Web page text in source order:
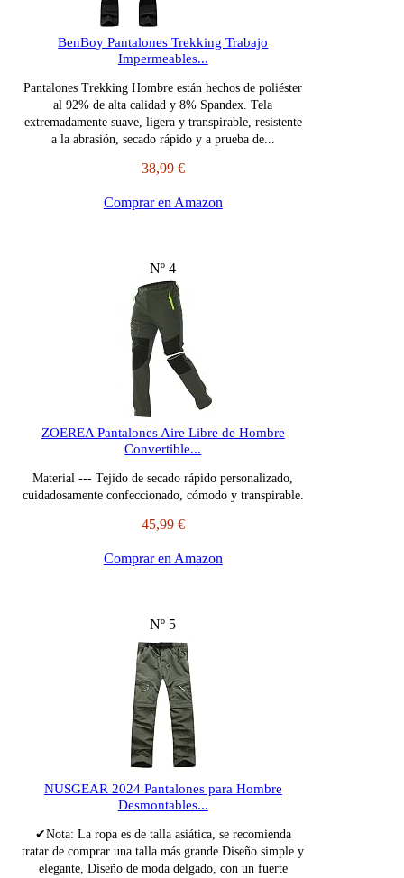
BenBoy Pantalones Trekking Trabajo
Impermeables...
Pantalones Trekking Hombre están hechos de poliéster
al 92% de alta calidad y 8% Spandex. Tela
extremadamente suave, ligera y transpirable, resistente
a la abrasión, secado rápido y a prueba de...
38,99 €
Comprar en Amazon
Nº 4
ZOEREA Pantalones Aire Libre de Hombre
Convertible...
Material --- Tejido de secado rápido personalizado,
cuidadosamente confeccionado, cómodo y transpirable.
45,99 €
Comprar en Amazon
Nº 5
NUSGEAR 2024 Pantalones para Hombre
Desmontables...
✔Nota: La ropa es de talla asiática, se recomienda
tratar de comprar una talla más grande.Diseño simple y
elegante, Diseño de moda delgado, con un fuerte